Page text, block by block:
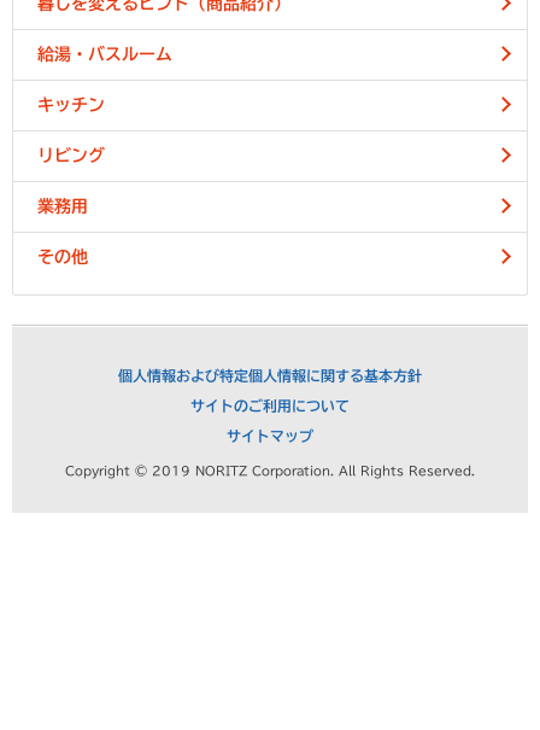
暮しを変えるヒント（商品紹介）
給湯・バスルーム
キッチン
リビング
業務用
その他
個人情報および特定個人情報に関する基本方針
サイトのご利用について
サイトマップ
Copyright © 2019 NORITZ Corporation. All Rights Reserved.